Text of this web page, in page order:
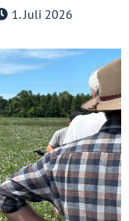
1. Juli 2026